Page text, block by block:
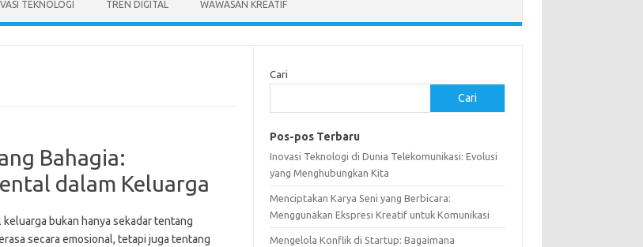
TEKNOLOGI TREN DIGITAL WAWASAN KREATIF
Bahagia:
dalam Keluarga
bukan hanya sekadar tentang
secara emosional, tetapi juga tentang
Cari
Cari
Pos-pos Terbaru
Inovasi Teknologi di Dunia Telekomunikasi: Evolusi
yang Menghubungkan Kita
Menciptakan Karya Seni yang Berbicara:
Menggunakan Ekspresi Kreatif untuk Komunikasi
Mengelola Konflik di Startup: Bagaimana